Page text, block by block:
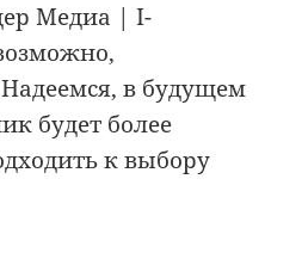
Медиа | I-
в будущем
будет более
к выбору